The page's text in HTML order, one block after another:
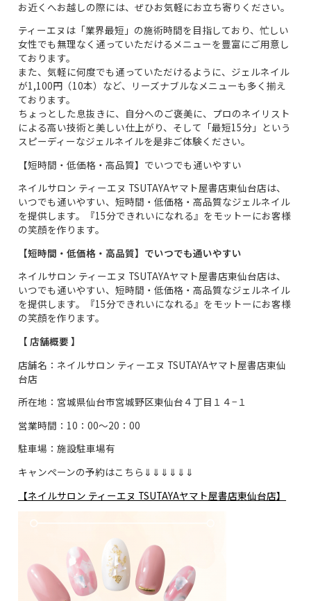
お近くへお越しの際には、ぜひお気軽にお立ち寄りください。
ティーエヌは「業界最短」の施術時間を目指しており、忙しい
女性でも無理なく通っていただけるメニューを豊富にご用意し
ております。
また、気軽に何度でも通っていただけるように、ジェルネイル
が1,100円（10本）など、リーズナブルなメニューも多く揃え
ております。
ちょっとした息抜きに、自分へのご褒美に、プロのネイリスト
による高い技術と美しい仕上がり、そして「最短15分」という
スピーディーなジェルネイルを是非ご体験ください。
【短時間・低価格・高品質】でいつでも通いやすい
ネイルサロン ティーエヌ TSUTAYAヤマト屋書店東仙台店は、
いつでも通いやすい、短時間・低価格・高品質なジェルネイル
を提供します。『15分できれいになれる』をモットーにお客様
の笑顔を作ります。
【短時間・低価格・高品質】でいつでも通いやすい
ネイルサロン ティーエヌ TSUTAYAヤマト屋書店東仙台店は、
いつでも通いやすい、短時間・低価格・高品質なジェルネイル
を提供します。『15分できれいになれる』をモットーにお客様
の笑顔を作ります。
【 店舗概要 】
店舗名：ネイルサロン ティーエヌ TSUTAYAヤマト屋書店東仙
台店
所在地：宮城県仙台市宮城野区東仙台４丁目１４−１
営業時間：10：00～20：00
駐車場：施設駐車場有
キャンペーンの予約はこちら⇓⇓⇓⇓⇓⇓
【ネイルサロン ティーエヌ TSUTAYAヤマト屋書店東仙台店】